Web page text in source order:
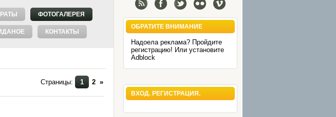
ФОТОГАЛЕРЕЯ
КОНТАКТЫ
Страницы: 1 2 »
ОБРАТИТЕ ВНИМАНИЕ
Надоела реклама? Пройдите
регистрацию! Или установите
Adblock
ВХОД. РЕГИСТРАЦИЯ.